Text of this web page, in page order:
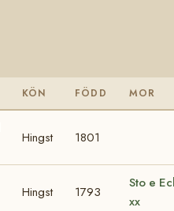
KÖN FÖDD MOR
Hingst 1801
Hingst 1793
Sto e
xx